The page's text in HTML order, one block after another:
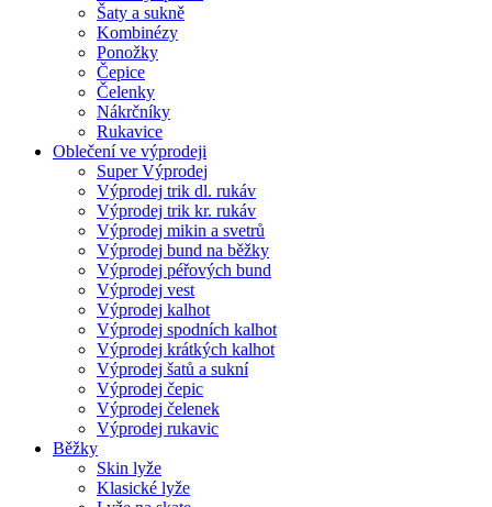
Šaty a sukně
Kombinézy
Ponožky
Čepice
Čelenky
Nákrčníky
Rukavice
Oblečení ve výprodeji
Super Výprodej
Výprodej trik dl. rukáv
Výprodej trik kr. rukáv
Výprodej mikin a svetrů
Výprodej bund na běžky
Výprodej péřových bund
Výprodej vest
Výprodej kalhot
Výprodej spodních kalhot
Výprodej krátkých kalhot
Výprodej šatů a sukní
Výprodej čepic
Výprodej čelenek
Výprodej rukavic
Běžky
Skin lyže
Klasické lyže